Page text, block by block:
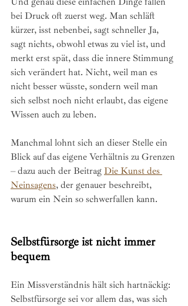
bei Druck oft zuerst weg. Man schläft
kürzer, isst nebenbei, sagt schneller Ja,
sagt nichts, obwohl etwas zu viel ist, und
merkt erst spät, dass die innere Stimmung
sich verändert hat. Nicht, weil man es
nicht besser wüsste, sondern weil man
sich selbst noch nicht erlaubt, das eigene
Wissen auch zu leben.
Manchmal lohnt sich an dieser Stelle ein
Blick auf das eigene Verhältnis zu Grenzen
– dazu auch der Beitrag Die Kunst des
Neinsagens, der genauer beschreibt,
warum ein Nein so schwerfallen kann.
Selbstfürsorge ist nicht immer
bequem
Ein Missverständnis hält sich hartnäckig:
Selbstfürsorge sei vor allem das, was sich